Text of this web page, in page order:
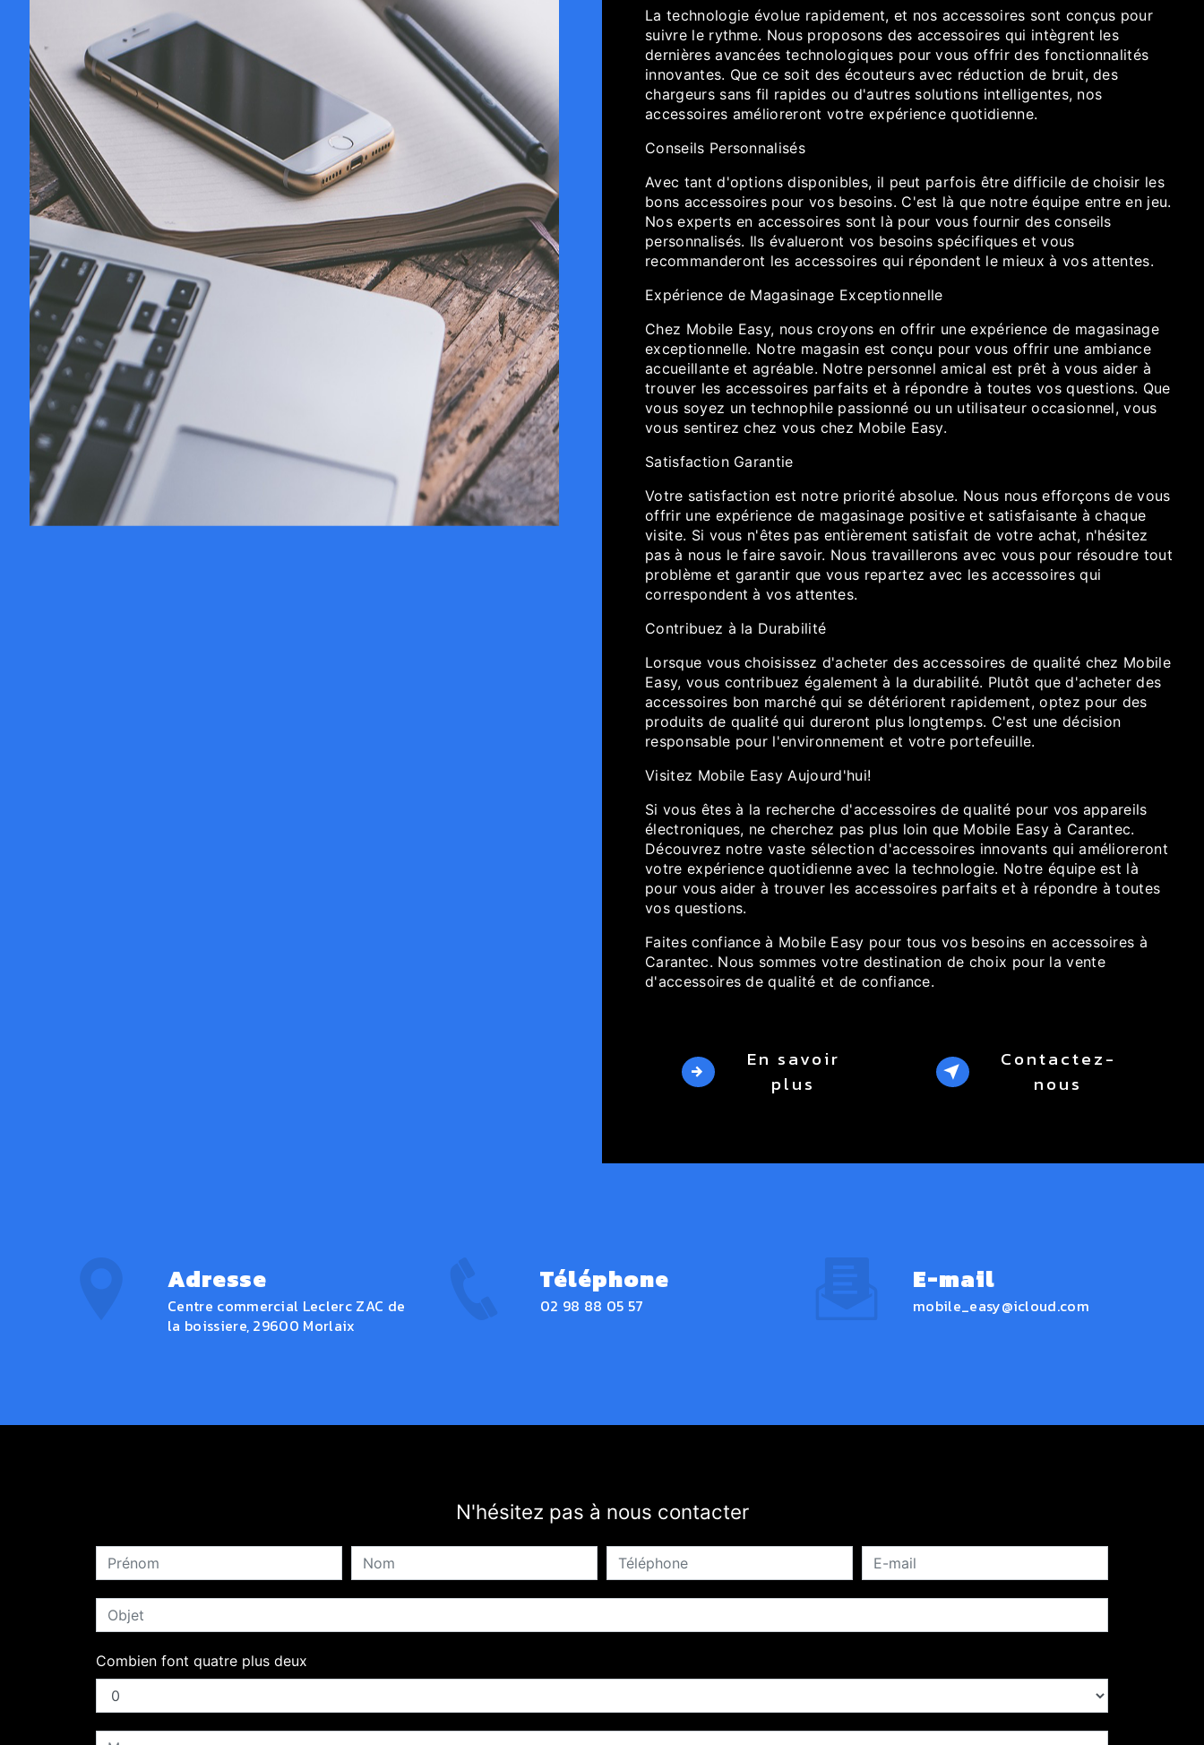
La technologie évolue rapidement, et nos accessoires sont conçus pour
suivre le rythme. Nous proposons des accessoires qui intègrent les
dernières avancées technologiques pour vous offrir des fonctionnalités
innovantes. Que ce soit des écouteurs avec réduction de bruit, des
chargeurs sans fil rapides ou d'autres solutions intelligentes, nos
accessoires amélioreront votre expérience quotidienne.
Conseils Personnalisés
Avec tant d'options disponibles, il peut parfois être difficile de choisir les
bons accessoires pour vos besoins. C'est là que notre équipe entre en jeu.
Nos experts en accessoires sont là pour vous fournir des conseils
personnalisés. Ils évalueront vos besoins spécifiques et vous
recommanderont les accessoires qui répondent le mieux à vos attentes.
Expérience de Magasinage Exceptionnelle
Chez Mobile Easy, nous croyons en offrir une expérience de magasinage
exceptionnelle. Notre magasin est conçu pour vous offrir une ambiance
accueillante et agréable. Notre personnel amical est prêt à vous aider à
trouver les accessoires parfaits et à répondre à toutes vos questions. Que
vous soyez un technophile passionné ou un utilisateur occasionnel, vous
vous sentirez chez vous chez Mobile Easy.
Satisfaction Garantie
Votre satisfaction est notre priorité absolue. Nous nous efforçons de vous
offrir une expérience de magasinage positive et satisfaisante à chaque
visite. Si vous n'êtes pas entièrement satisfait de votre achat, n'hésitez
pas à nous le faire savoir. Nous travaillerons avec vous pour résoudre tout
problème et garantir que vous repartez avec les accessoires qui
correspondent à vos attentes.
Contribuez à la Durabilité
Lorsque vous choisissez d'acheter des accessoires de qualité chez Mobile
Easy, vous contribuez également à la durabilité. Plutôt que d'acheter des
accessoires bon marché qui se détériorent rapidement, optez pour des
produits de qualité qui dureront plus longtemps. C'est une décision
responsable pour l'environnement et votre portefeuille.
Visitez Mobile Easy Aujourd'hui!
Si vous êtes à la recherche d'accessoires de qualité pour vos appareils
électroniques, ne cherchez pas plus loin que Mobile Easy à Carantec.
Découvrez notre vaste sélection d'accessoires innovants qui amélioreront
votre expérience quotidienne avec la technologie. Notre équipe est là
pour vous aider à trouver les accessoires parfaits et à répondre à toutes
vos questions.
Faites confiance à Mobile Easy pour tous vos besoins en accessoires à
Carantec. Nous sommes votre destination de choix pour la vente
d'accessoires de qualité et de confiance.
En savoir
plus
Contactez-
nous
Adresse
Centre commercial Leclerc ZAC de
la boissiere, 29600 Morlaix
Téléphone
02 98 88 05 57
E-mail
mobile_easy@icloud.com
N'hésitez pas à nous contacter
Combien font quatre plus deux